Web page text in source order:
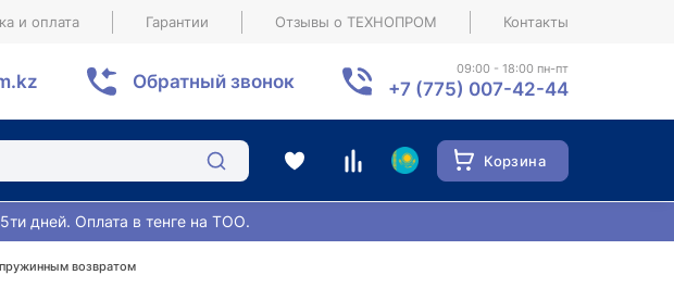
и оплата Гарантии Отзывы о ТЕХНОПРОМ Контакты
Обратный звонок
09:00 - 18:00 пн-пт
+7 (775) 007-42-44
Корзина
дней. Оплата в тенге на ТОО.
возвратом